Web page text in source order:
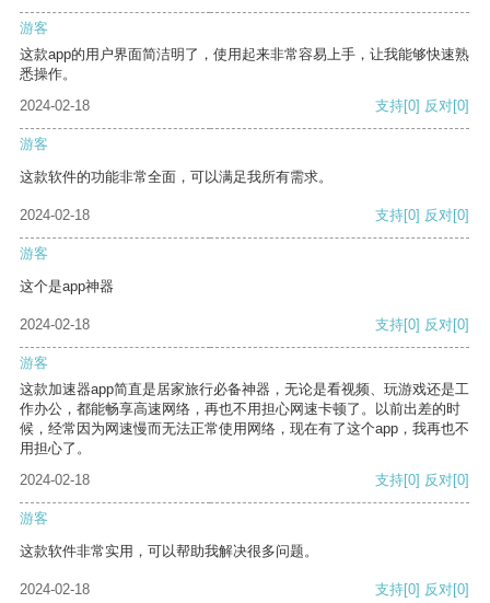
游客
这款app的用户界面简洁明了，使用起来非常容易上手，让我能够快速熟
悉操作。
2024-02-18
支持[0] 反对[0]
游客
这款软件的功能非常全面，可以满足我所有需求。
2024-02-18 支持[0] 反对[0]
游客
这个是app神器
2024-02-18 支持[0] 反对[0]
游客
这款加速器app简直是居家旅行必备神器，无论是看视频、玩游戏还是工
作办公，都能畅享高速网络，再也不用担心网速卡顿了。以前出差的时
候，经常因为网速慢而无法正常使用网络，现在有了这个app，我再也不
用担心了。
2024-02-18
支持[0] 反对[0]
游客
这款软件非常实用，可以帮助我解决很多问题。
2024-02-18 支持[0] 反对[0]